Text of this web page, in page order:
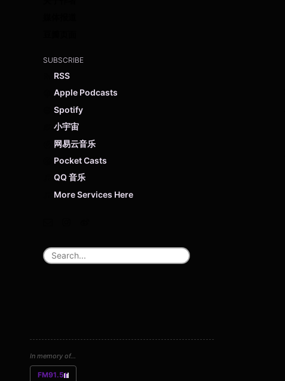
SUBSCRIBE
RSS
Apple Podcasts
Spotify
小宇宙
网易云音乐
Pocket Casts
QQ 音乐
More Services Here
In memory of...
FM91.5